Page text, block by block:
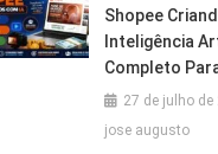
Shopee
Inteligência
Completo
27 de julho de
jose augusto